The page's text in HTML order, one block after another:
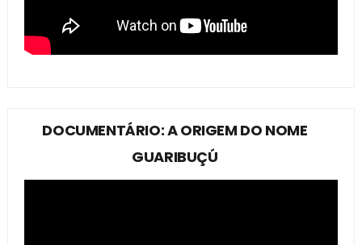
DOCUMENTÁRIO: A ORIGEM DO NOME
GUARIBUÇÚ